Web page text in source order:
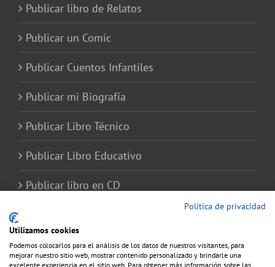
Publicar libro de Relatos
Publicar un Comic
Publicar Cuentos Infantiles
Publicar mi Biografía
Publicar Libro Técnico
Publicar Libro Educativo
Publicar libro en CD
Política de privacidad
Utilizamos cookies
Podemos colocarlos para el análisis de los datos de nuestros visitantes, para
mejorar nuestro sitio web, mostrar contenido personalizado y brindarle una
excelente experiencia en el sitio web. Para obtener más información sobre las